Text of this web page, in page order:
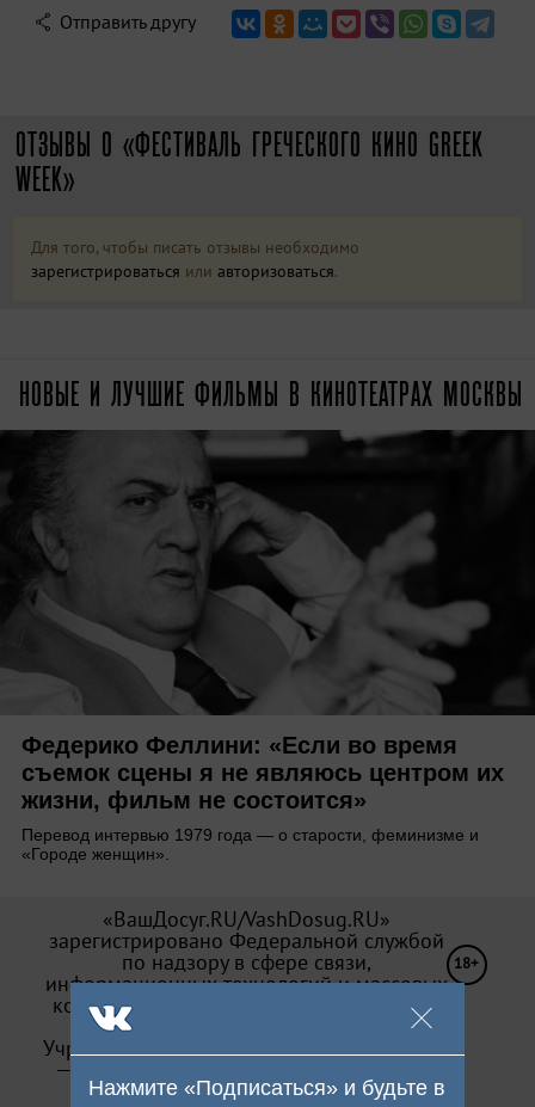
Отправить другу
ОТЗЫВЫ О «ФЕСТИВАЛЬ ГРЕЧЕСКОГО КИНО GREEK
WEEK»
Для того, чтобы писать отзывы необходимо
зарегистрироваться или авторизоваться.
НОВЫЕ И ЛУЧШИЕ ФИЛЬМЫ В КИНОТЕАТРАХ МОСКВЫ
Федерико Феллини: «Если во время
съемок сцены я не являюсь центром их
жизни, фильм не состоится»
Перевод интервью 1979 года — о старости, феминизме и
«Городе женщин».
«ВашДосуг.RU/VashDosug.RU»
зарегистрировано Федеральной службой
по надзору в сфере связи,
информационных технологий и массовых
коммуникаций (Роскомнадзор). Св-во Эл
№ ФС 77—71066 от 13.09.2017.
Учредитель: ООО «Досуг-Медиа». Издатель
— ООО «Досуг-Медиа» (
данных)
18+
Нажмите «Подписаться» и будьте в